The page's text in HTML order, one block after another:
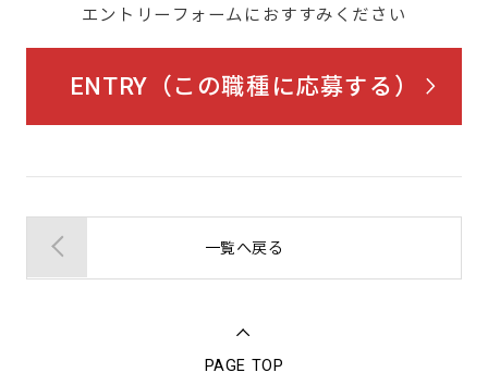
エントリーフォームにおすすみください
ENTRY（この職種に応募する）
一覧へ戻る
PAGE TOP